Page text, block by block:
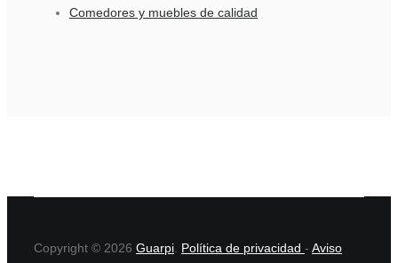
Comedores y muebles de calidad
Copyright © 2026 Guarpi Política de privacidad - Aviso